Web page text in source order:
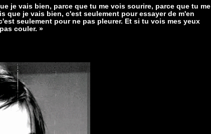
je vais bien, parce que tu me vois sourire, parce que tu me
que je vais bien, c'est seulement pour essayer de m'en
seulement pour ne pas pleurer. Et si tu vois mes yeux
couler. »